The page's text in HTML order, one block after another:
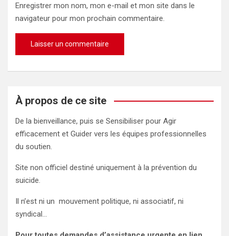
Enregistrer mon nom, mon e-mail et mon site dans le
navigateur pour mon prochain commentaire.
À propos de ce site
De la bienveillance, puis se Sensibiliser pour Agir
efficacement et Guider vers les équipes professionnelles
du soutien.
Site non officiel destiné uniquement à la prévention du
suicide.
Il n’est ni un mouvement politique, ni associatif, ni
syndical…